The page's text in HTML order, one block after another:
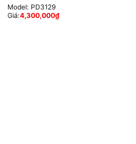
Model: PD3129
Giá:4,300,000₫